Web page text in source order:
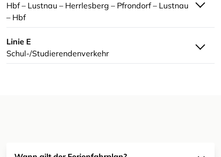
Hbf – Lustnau – Herrlesberg – Pfrondorf – Lustnau
– Hbf
Linie E
Schul-/Studierendenverkehr